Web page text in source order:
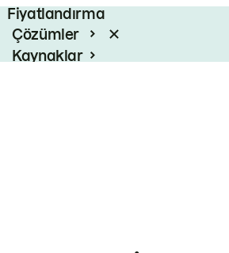
Fiyatlandırma
Çözümler
Kaynaklar